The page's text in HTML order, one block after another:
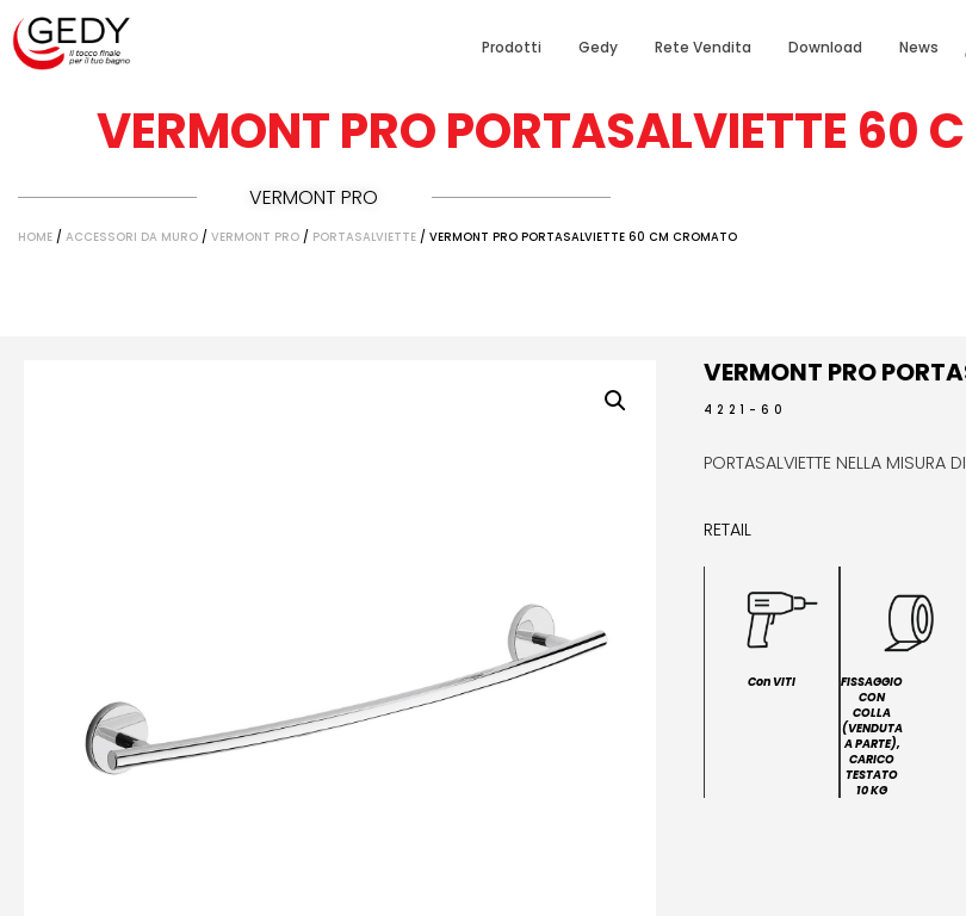
Prodotti Gedy Rete Vendita Download News
VERMONT PRO PORTASALVIETTE 60
VERMONT PRO
HOME / ACCESSORI DA MURO / VERMONT PRO / PORTASALVIETTE / VERMONT PRO PORTASALVIETTE 60 CM CROMATO
VERMONT PRO
4221-60
PORTASALVIETTE NELLA MISURA
RETAIL
Con VITI
FISSAGGIO
CON
COLLA
(VENDUTA
A PARTE),
CARICO
TESTATO
10 KG